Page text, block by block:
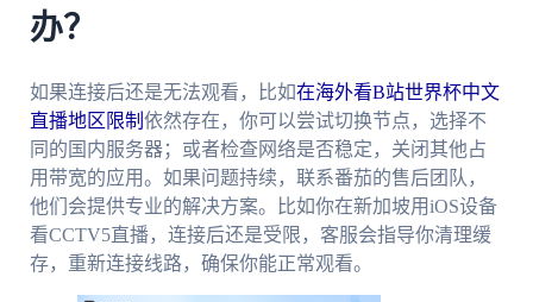
办？
如果连接后还是无法观看，比如在海外看B站世界杯中文
直播地区限制 依然存在，你可以尝试切换节点，选择不
同的国内服务器；或者检查网络是否稳定，关闭其他占
用带宽的应用。如果问题持续，联系番茄的售后团队，
他们会提供专业的解决方案。比如你在新加坡用iOS设备
看CCTV5直播，连接后还是受限，客服会指导你清理缓
存，重新连接线路，确保你能正常观看。